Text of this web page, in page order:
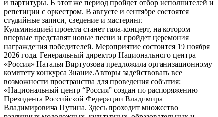
и партитуры. В этот же период пройдет отбор исполнителей и
репетиции с оркестром. В августе и сентябре состоятся
студийные записи, сведение и мастеринг.
Кульминацией проекта станет гала-концерт, на котором
впервые представят новые песни и пройдет церемония
награждения победителей. Мероприятие состоится 19 ноября
2026 года. Генеральный директор Национального центра
«Россия» Наталья Виртуозова предложила организационному
комитету конкурса Знание.Авторы задействовать все
возможности пространства для проведения события:
«Национальный центр “Россия” создан по распоряжению
Президента Российской Федерации Владимира
Владимировича Путина. Здесь проходит множество